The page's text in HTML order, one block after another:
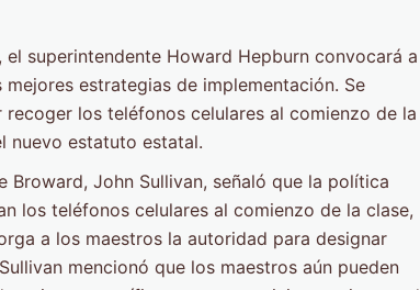
superintendente Howard Hepburn convocará a
estrategias de implementación. Se
los teléfonos celulares al comienzo de la
nuevo estatuto estatal.
John Sullivan, señaló que la política
los teléfonos celulares al comienzo de la clase,
a los maestros la autoridad para designar
mencionó que los maestros aún pueden